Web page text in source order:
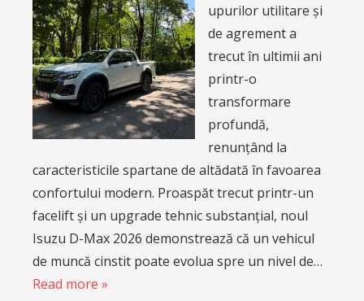
upurilor utilitare și
de agrement a
trecut în ultimii ani
printr-o
transformare
profundă,
renunțând la
caracteristicile spartane de altădată în favoarea
confortului modern. Proaspăt trecut printr-un
facelift și un upgrade tehnic substanțial, noul
Isuzu D-Max 2026 demonstrează că un vehicul
de muncă cinstit poate evolua spre un nivel de…
Read more »